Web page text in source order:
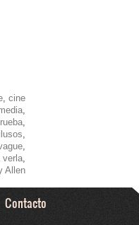
, cine
,
,
,
verla,
Allen
Contacto